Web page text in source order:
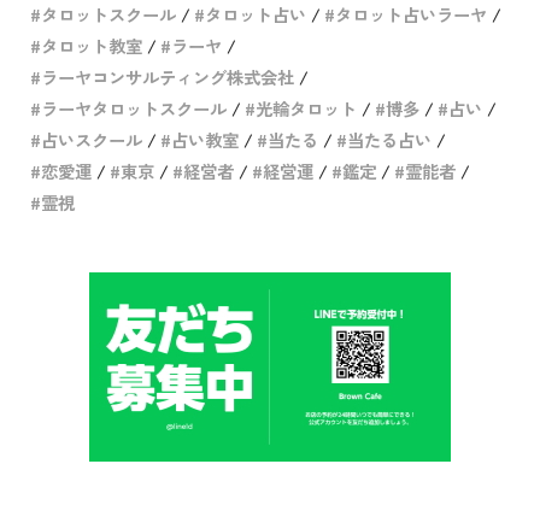
タロットスクール
タロット占い
タロット占いラーヤ
タロット教室
ラーヤ
ラーヤコンサルティング株式会社
ラーヤタロットスクール
光輪タロット 博多
占い
占いスクール
占い教室 当たる
当たる占い
恋愛運
東京 経営者 経営運 鑑定
霊能者
霊視